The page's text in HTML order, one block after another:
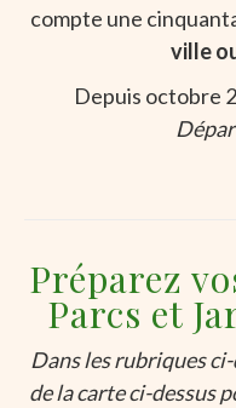
compte une
ville
Depuis octobre
Préparez
Parcs et
Dans les rubriques
de la carte ci-dessus